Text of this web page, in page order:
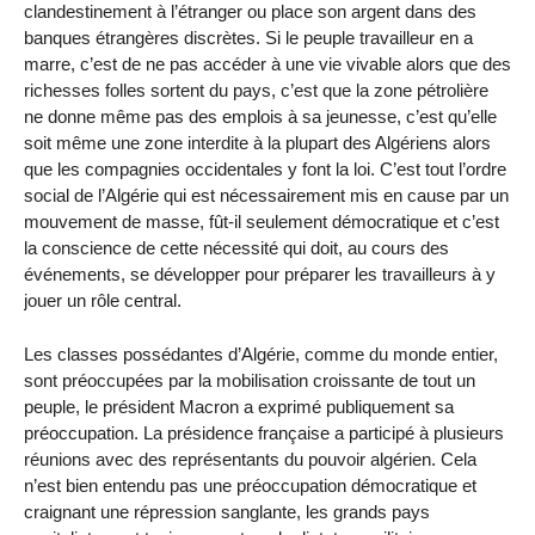
clandestinement à l’étranger ou place son argent dans des
banques étrangères discrètes. Si le peuple travailleur en a
marre, c’est de ne pas accéder à une vie vivable alors que des
richesses folles sortent du pays, c’est que la zone pétrolière
ne donne même pas des emplois à sa jeunesse, c’est qu’elle
soit même une zone interdite à la plupart des Algériens alors
que les compagnies occidentales y font la loi. C’est tout l’ordre
social de l’Algérie qui est nécessairement mis en cause par un
mouvement de masse, fût-il seulement démocratique et c’est
la conscience de cette nécessité qui doit, au cours des
événements, se développer pour préparer les travailleurs à y
jouer un rôle central.
Les classes possédantes d’Algérie, comme du monde entier,
sont préoccupées par la mobilisation croissante de tout un
peuple, le président Macron a exprimé publiquement sa
préoccupation. La présidence française a participé à plusieurs
réunions avec des représentants du pouvoir algérien. Cela
n’est bien entendu pas une préoccupation démocratique et
craignant une répression sanglante, les grands pays